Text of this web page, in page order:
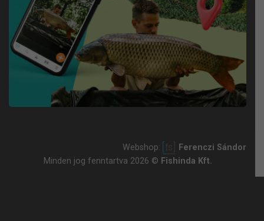
Webshop:
Ferenczi Sándor
Minden jog fenntartva 2026 © Fishinda Kft.